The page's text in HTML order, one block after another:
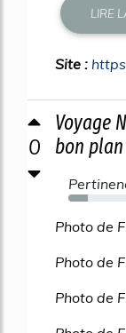
LIRE
Site :
0
Voyage
bon
32%
Photo de
Photo de
Photo de